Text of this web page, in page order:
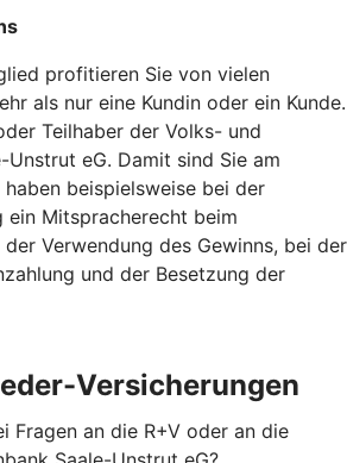
profitieren Sie von vielen
als nur eine Kundin oder ein Kunde.
Teilhaber der Volks- und
Unstrut eG. Damit sind Sie am
beispielsweise bei der
ein Mitspracherecht beim
Verwendung des Gewinns, bei der
und der Besetzung der
Versicherungen
Fragen an die R+V oder an die